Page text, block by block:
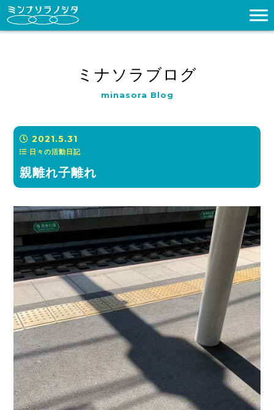
ミナソラブログ
minasora Blog
2021.5.31
日々の活動日記
親離れ子離れ